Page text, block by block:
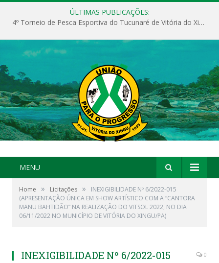
ÚLTIMAS PUBLICAÇÕES:
4º Torneio de Pesca Esportiva do Tucunaré de Vitória do Xingu
MENU
Home » Licitações »
INEXIGIBILIDADE Nº 6/2022-015
(APRESENTAÇÃO ÚNICA EM SHOW ARTÍSTICO COM A “CANTORA
MANU BAHTIDÃO” NA REALIZAÇÃO DO VITSOL 2022, NO DIA
06/11/2022 NO MUNICÍPIO DE VITÓRIA DO XINGU/PA)
INEXIGIBILIDADE Nº 6/2022-015
0